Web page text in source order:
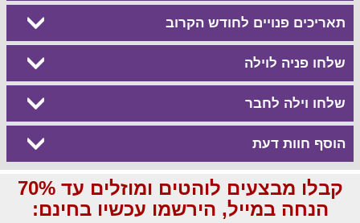
תאריכים פנויים לחודש הקרוב
שלחו פניה לוילה
שלחו וילה לחבר
הוסף חוות דעת
קבלו מבצעים לוהטים ומוזלים עד 70%
הנחה במייל, הירשמו עכשיו בחינם: